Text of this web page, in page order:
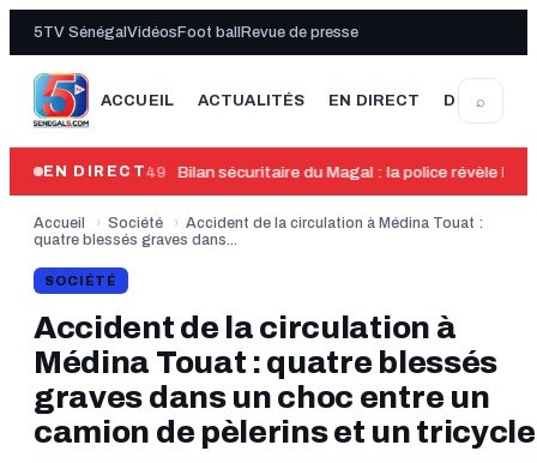
5TV Sénégal Vidéos Foot ball Revue de presse
ACCUEIL ACTUALITÉS EN DIRECT DERNIÈRE
⌕
EN DIRECT
13:49 Bilan sécuritaire du Magal : la police révèle la
Accueil › Société › Accident de la circulation à Médina Touat :
quatre blessés graves dans...
SOCIÉTÉ
Accident de la circulation à
Médina Touat : quatre blessés
graves dans un choc entre un
camion de pèlerins et un tricycle